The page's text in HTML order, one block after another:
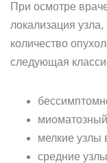
При осмотре
локализация
количество
следующая
мелкие узлы
средние